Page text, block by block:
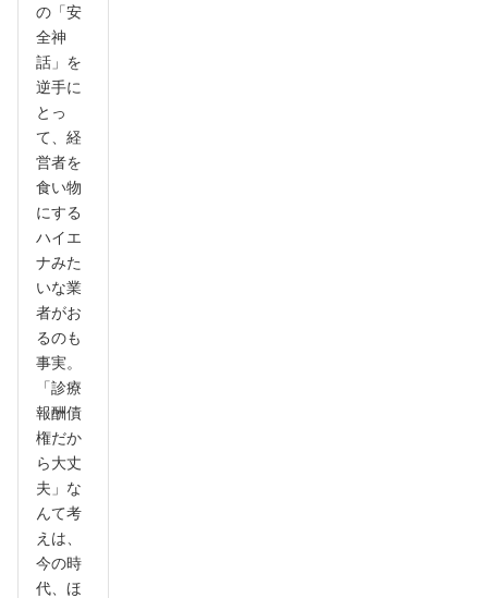
の「安
全神
話」を
逆手に
とっ
て、経
営者を
食い物
にする
ハイエ
ナみた
いな業
者がお
るのも
事実。
「診療
報酬債
権だか
ら大丈
夫」な
んて考
えは、
今の時
代、ほ